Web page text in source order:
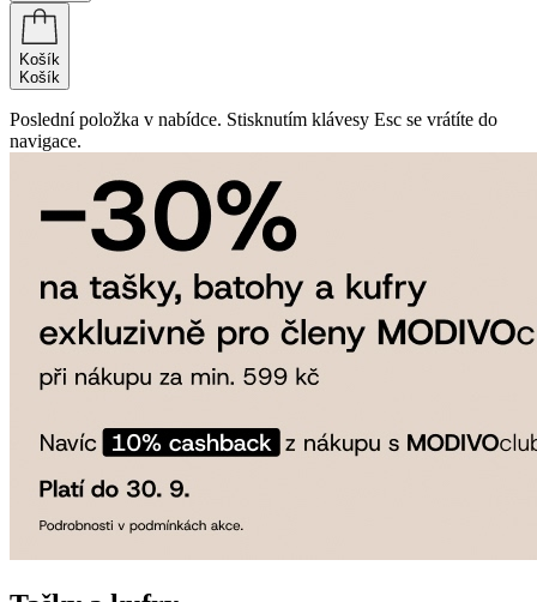
Košík
Košík
Poslední položka v nabídce. Stisknutím klávesy Esc se vrátíte do
navigace.